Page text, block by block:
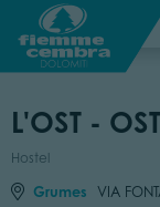
L'OST -
Hostel
Grumes VIA